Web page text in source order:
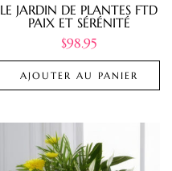
LE JARDIN DE PLANTES FTD
PAIX ET SÉRÉNITÉ
$98.95
AJOUTER AU PANIER